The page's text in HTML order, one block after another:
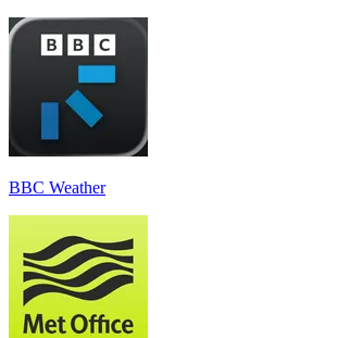
BBC Weather